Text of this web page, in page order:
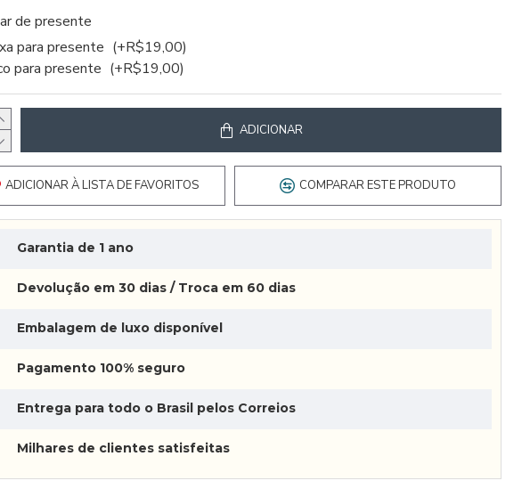
de presente
para presente (+R$19,00)
para presente (+R$19,00)
ADICIONAR
ADICIONAR À LISTA DE FAVORITOS COMPARAR ESTE PRODUTO
Garantia de 1 ano
Devolução em 30 dias / Troca em 60 dias
Embalagem de luxo disponível
Pagamento 100% seguro
Entrega para todo o Brasil pelos Correios
Milhares de clientes satisfeitas